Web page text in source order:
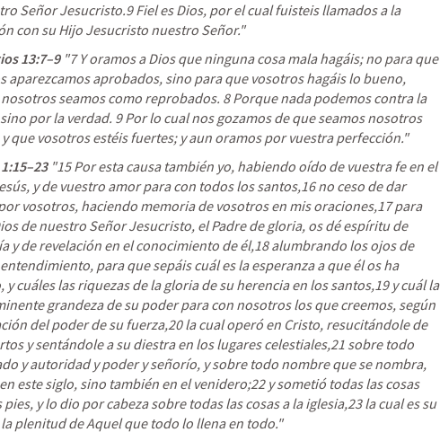
Señor Jesucristo.9 Fiel es Dios, por el cual fuisteis llamados a la
con su Hijo Jesucristo nuestro Señor."
13:7–9 "7 Y oramos a Dios que ninguna cosa mala hagáis; no para que
aparezcamos aprobados, sino para que vosotros hagáis lo bueno,
seamos como reprobados. 8 Porque nada podemos contra la
por la verdad. 9 Por lo cual nos gozamos de que seamos nosotros
que vosotros estéis fuertes; y aun oramos por vuestra perfección."
"15 Por esta causa también yo, habiendo oído de vuestra fe en el
y de vuestro amor para con todos los santos,16 no ceso de dar
vosotros, haciendo memoria de vosotros en mis oraciones,17 para
de nuestro Señor Jesucristo, el Padre de gloria, os dé espíritu de
y de revelación en el conocimiento de él,18 alumbrando los ojos de
para que sepáis cuál es la esperanza a que él os ha
y cuáles las riquezas de la gloria de su herencia en los santos,19 y cuál la
grandeza de su poder para con nosotros los que creemos, según
del poder de su fuerza,20 la cual operó en Cristo, resucitándole de
y sentándole a su diestra en los lugares celestiales,21 sobre todo
y autoridad y poder y señorío, y sobre todo nombre que se nombra,
este siglo, sino también en el venidero;22 y sometió todas las cosas
pies, y lo dio por cabeza sobre todas las cosas a la iglesia,23 la cual es su
plenitud de Aquel que todo lo llena en todo."